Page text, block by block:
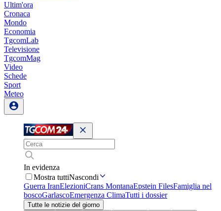
Ultim'ora
Cronaca
Mondo
Economia
TgcomLab
Televisione
TgcomMag
Video
Schede
Sport
Meteo
In evidenza
Mostra tuttiNascondi
Guerra IranElezioniCrans MontanaEpstein FilesFamiglia nel
boscoGarlascoEmergenza ClimaTutti i dossier
Tutte le notizie del giorno